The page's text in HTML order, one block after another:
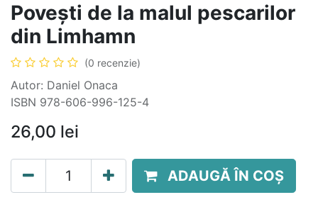
Povești de la malul pescarilor
din Limhamn
(0 recenzie)
Autor: Daniel Onaca
ISBN 978-606-996-125-4
26,00 lei
ADAUGĂ ÎN COȘ